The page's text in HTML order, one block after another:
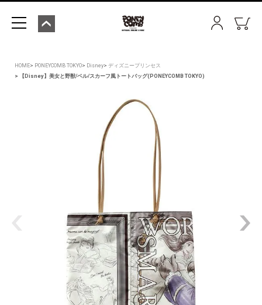
HOME PONEYCOMB TOKYO Disney
ディズニープリンセス
【Disney】美女と野獣/ベル/スカーフ風トートバッグ(PONEYCOMB TOKYO)